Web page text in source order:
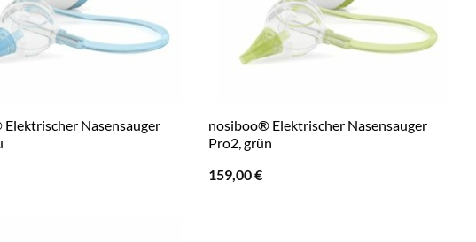
Nasensauger
nosiboo® Elektrischer Nasensauger
Pro2, grün
159,00€